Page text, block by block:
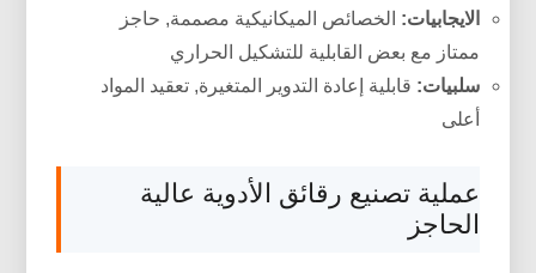
الايجابيات: الخصائص الميكانيكية مصممة, حاجز
ممتاز مع بعض القابلية للتشكيل الحراري
سلبيات: قابلية إعادة التدوير المتغيرة, تعقيد المواد
أعلى
عملية تصنيع رقائق الأدوية عالية
الحاجز